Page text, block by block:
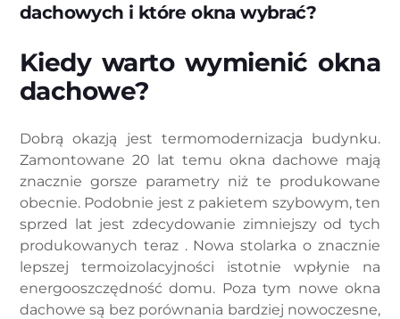
dachowych i które okna wybrać?
Kiedy warto wymienić okna
dachowe?
Dobrą okazją jest termomodernizacja budynku.
Zamontowane 20 lat temu okna dachowe mają
znacznie gorsze parametry niż te produkowane
obecnie. Podobnie jest z pakietem szybowym, ten
sprzed lat jest zdecydowanie zimniejszy od tych
produkowanych teraz . Nowa stolarka o znacznie
lepszej termoizolacyjności istotnie wpłynie na
energooszczędność domu. Poza tym nowe okna
dachowe są bez porównania bardziej nowoczesne,